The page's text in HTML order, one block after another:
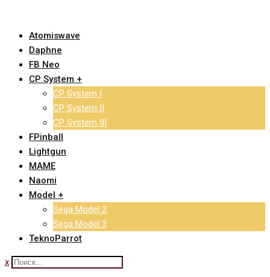
contentAtomiswave
Daphne
FB Neo
CP System +
CP System I
CP System II
CP System III
FPinball
Lightgun
MAME
Naomi
Model +
Sega Model 2
Sega Model 3
TeknoParrot
x